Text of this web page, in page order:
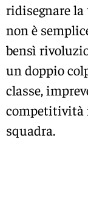
ridisegnare
non è
bensì
un doppio
classe,
competitività
squadra.